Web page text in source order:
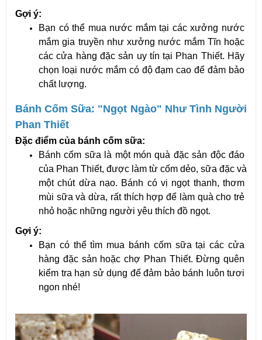
Gợi ý:
Bạn có thể mua nước mắm tại các xưởng nước
mắm gia truyền như xưởng nước mắm Tĩn hoặc
các cửa hàng đặc sản uy tín tại Phan Thiết. Hãy
chọn loại nước mắm có độ đạm cao để đảm bảo
chất lượng.
Bánh Cốm Sữa: "Ngọt Ngào" Như Tình Người
Phan Thiết
Đặc điểm của bánh cốm sữa:
Bánh cốm sữa là một món quà đặc sản độc đáo
của Phan Thiết, được làm từ cốm dẻo, sữa đặc và
một chút dừa nạo. Bánh có vị ngọt thanh, thơm
mùi sữa và dừa, rất thích hợp để làm quà cho trẻ
nhỏ hoặc những người yêu thích đồ ngọt.
Gợi ý:
Bạn có thể tìm mua bánh cốm sữa tại các cửa
hàng đặc sản hoặc chợ Phan Thiết. Đừng quên
kiểm tra hạn sử dụng để đảm bảo bánh luôn tươi
ngon nhé!